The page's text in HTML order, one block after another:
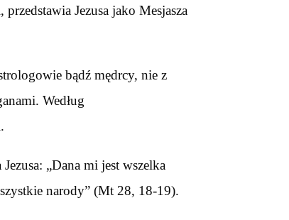
Jezusa jako Mesjasza
bądź mędrcy, nie z
Według
„Dana mi jest wszelka
narody” (Mt 28, 18-19).